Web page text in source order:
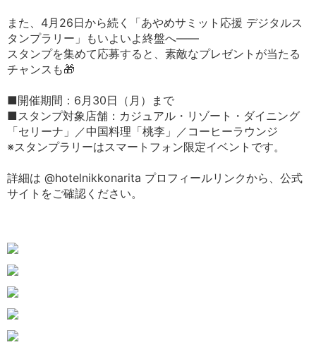
また、4月26日から続く「あやめサミット応援 デジタルス
タンプラリー」もいよいよ終盤へ——
スタンプを集めて応募すると、素敵なプレゼントが当たる
チャンスも🎁
■開催期間：6月30日（月）まで
■スタンプ対象店舗：カジュアル・リゾート・ダイニング
「セリーナ」／中国料理「桃李」／コーヒーラウンジ
※スタンプラリーはスマートフォン限定イベントです。
詳細は @hotelnikkonarita プロフィールリンクから、公式
サイトをご確認ください。